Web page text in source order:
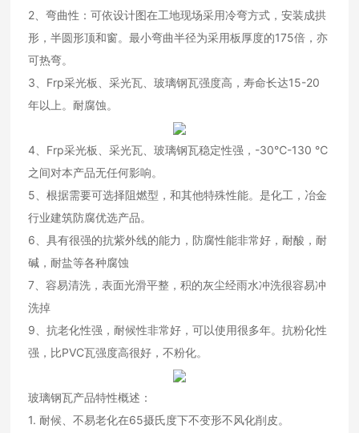
2、弯曲性：可依设计图在工地现场采用冷弯方式，安装成拱
形，半圆形顶和窗。最小弯曲半径为采用板厚度的175倍，亦
可热弯。
3、Frp采光板、采光瓦、玻璃钢瓦强度高，寿命长达15-20
年以上。耐腐蚀。
4、Frp采光板、采光瓦、玻璃钢瓦稳定性强，-30℃-130 ℃
之间对本产品无任何影响。
5、根据需要可选择阻燃型，和其他特殊性能。是化工，冶金
行业建筑防腐优选产品。
6、具有很强的抗紫外线的能力，防腐性能非常好，耐酸，耐
碱，耐盐等各种腐蚀
7、容易清洗，表面光滑平整，积的灰尘经雨水冲洗很容易冲
洗掉
9、抗老化性强，耐候性非常好，可以使用很多年。抗粉化性
强，比PVC瓦强度高很好，不粉化。
玻璃钢瓦产品特性概述：
1. 耐候、不易老化在65摄氏度下不变形不风化削皮。